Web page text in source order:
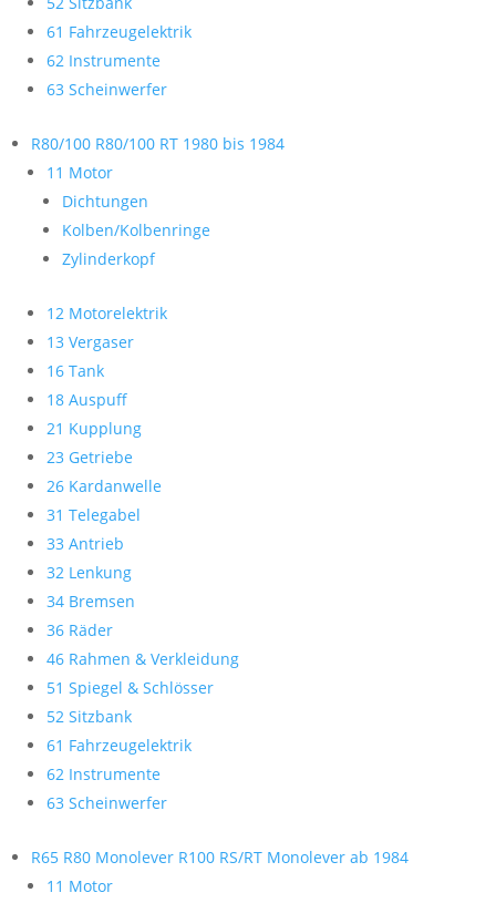
61 Fahrzeugelektrik
62 Instrumente
63 Scheinwerfer
R80/100 R80/100 RT 1980 bis 1984
11 Motor
Dichtungen
Kolben/Kolbenringe
Zylinderkopf
12 Motorelektrik
13 Vergaser
16 Tank
18 Auspuff
21 Kupplung
23 Getriebe
26 Kardanwelle
31 Telegabel
33 Antrieb
32 Lenkung
34 Bremsen
36 Räder
46 Rahmen & Verkleidung
51 Spiegel & Schlösser
52 Sitzbank
61 Fahrzeugelektrik
62 Instrumente
63 Scheinwerfer
R65 R80 Monolever R100 RS/RT Monolever ab 1984
11 Motor